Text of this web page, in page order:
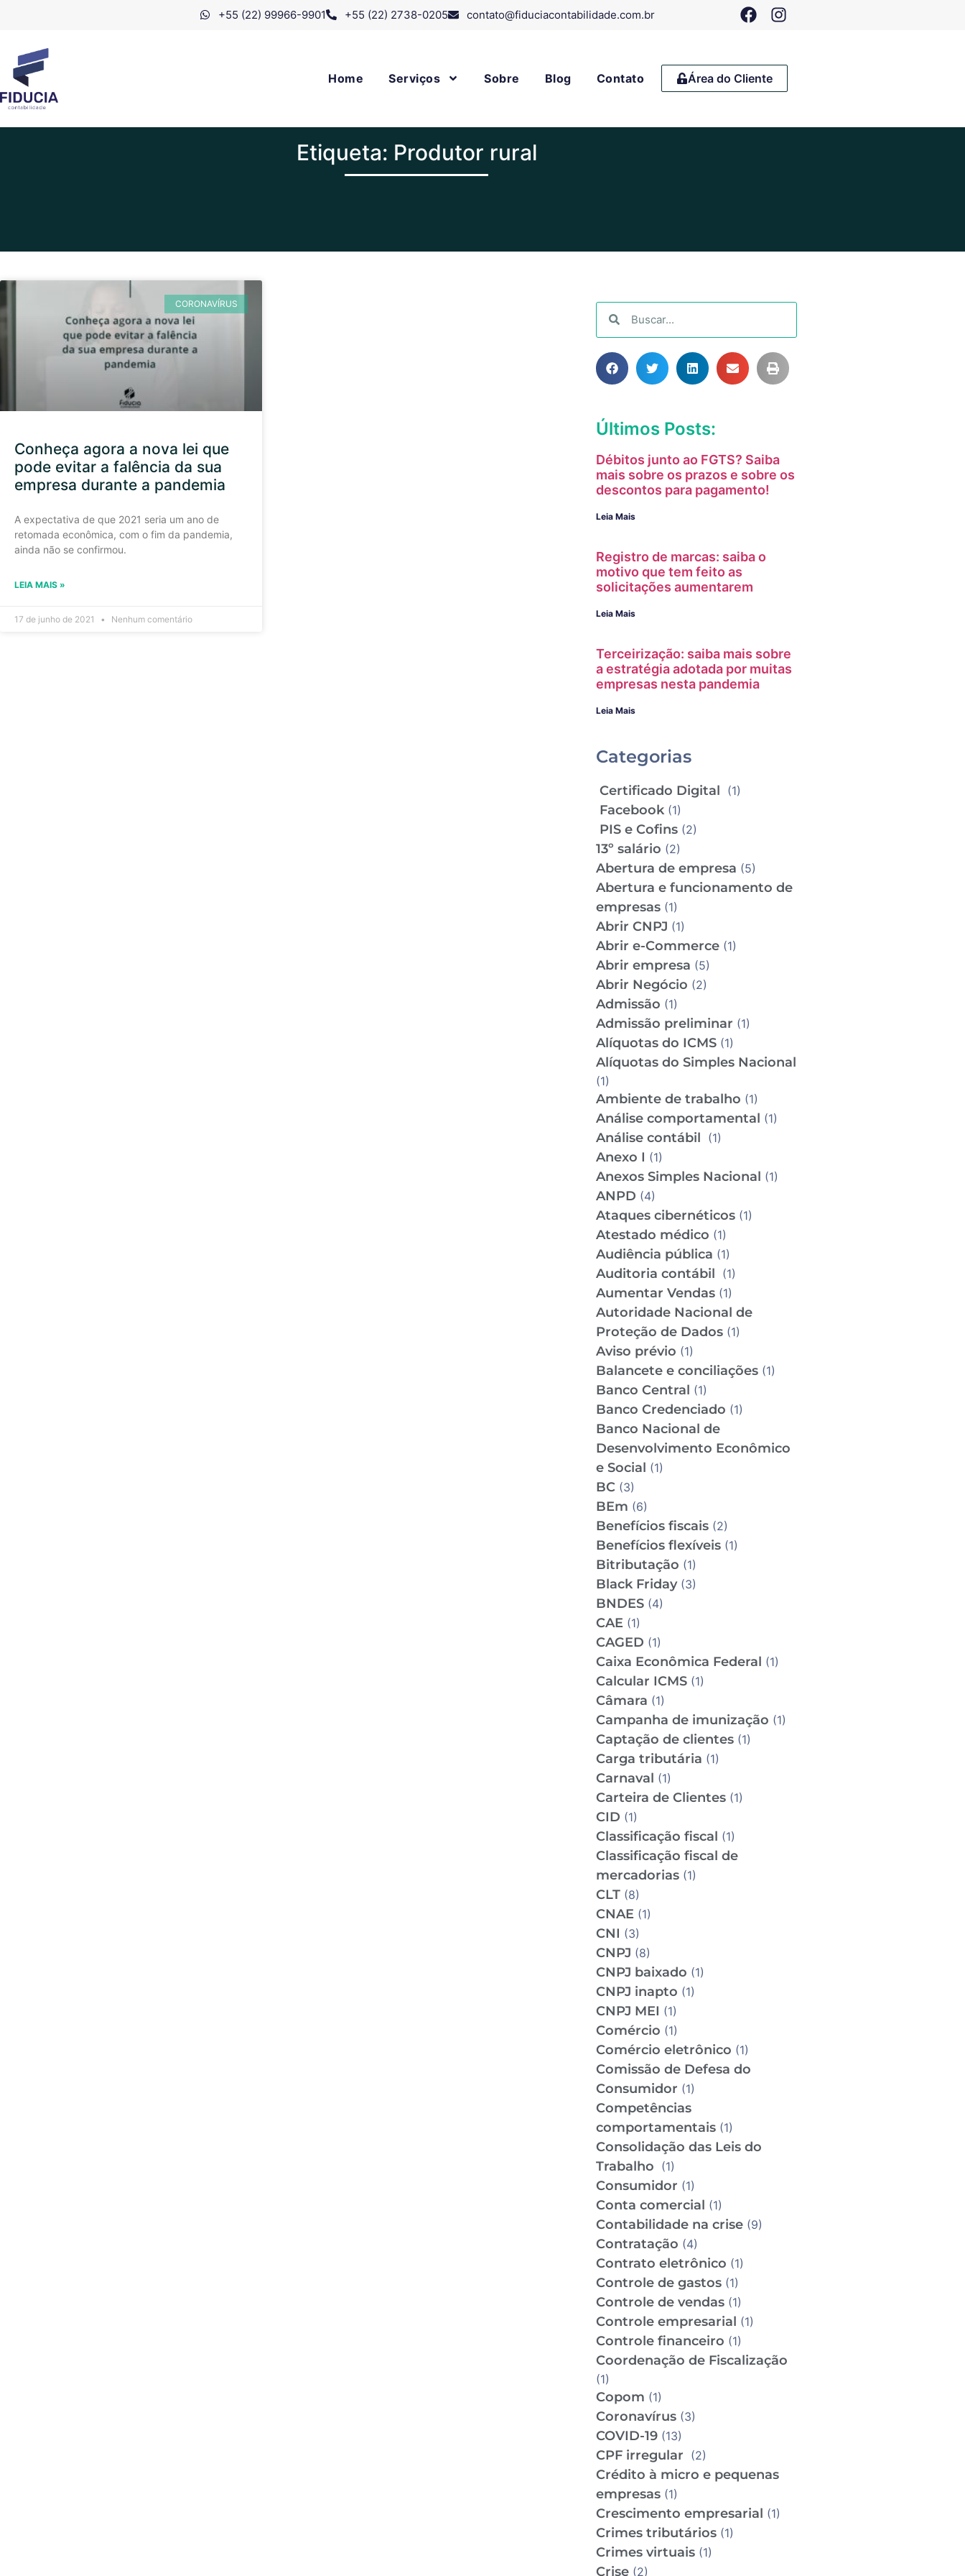
+55 (22) 99966-9901 +55 (22) 2738-0205 contato@fiduciacontabilidade.com.br
Home Serviços Sobre Blog Contato Área do Cliente
Etiqueta: Produtor rural
CORONAVÍRUS
Conheça agora a nova lei que
pode evitar a falência da sua
empresa durante a pandemia
A expectativa de que 2021 seria um ano de
retomada econômica, com o fim da pandemia,
ainda não se confirmou.
LEIA MAIS »
17 de junho de 2021 Nenhum comentário
Últimos Posts:
Débitos junto ao FGTS? Saiba
mais sobre os prazos e sobre os
descontos para pagamento!
Leia Mais
Registro de marcas: saiba o
motivo que tem feito as
solicitações aumentarem
Leia Mais
Terceirização: saiba mais sobre
a estratégia adotada por muitas
empresas nesta pandemia
Leia Mais
Categorias
Certificado Digital (1)
Facebook(1)
PIS e Cofins(2)
13º salário (2)
Abertura de empresa (5)
Abertura e funcionamento de
empresas(1)
Abrir CNPJ (1)
Abrir e-Commerce(1)
Abrir empresa (5)
Abrir Negócio (2)
Admissão (1)
Admissão preliminar (1)
Alíquotas do ICMS(1)
Alíquotas do Simples Nacional
(1)
Ambiente de trabalho (1)
Análise comportamental (1)
Análise contábil (1)
Anexo I (1)
Anexos Simples Nacional (1)
ANPD (4)
Ataques cibernéticos(1)
Atestado médico (1)
Audiência pública (1)
Auditoria contábil (1)
Aumentar Vendas(1)
Autoridade Nacional de
Proteção de Dados(1)
Aviso prévio (1)
Balancete e conciliações(1)
Banco Central (1)
Banco Credenciado (1)
Banco Nacional de
Desenvolvimento Econômico
e Social (1)
BC(3)
BEm (6)
Benefícios fiscais(2)
Benefícios flexíveis(1)
Bitributação (1)
Black Friday(3)
BNDES(4)
CAE (1)
CAGED (1)
Caixa Econômica Federal (1)
Calcular ICMS(1)
Câmara (1)
Campanha de imunização (1)
Captação de clientes(1)
Carga tributária (1)
Carnaval (1)
Carteira de Clientes(1)
CID (1)
Classificação fiscal (1)
Classificação fiscal de
mercadorias(1)
CLT(8)
CNAE (1)
CNI (3)
CNPJ (8)
CNPJ baixado (1)
CNPJ inapto (1)
CNPJ MEI (1)
Comércio (1)
Comércio eletrônico (1)
Comissão de Defesa do
Consumidor (1)
Competências
comportamentais(1)
Consolidação das Leis do
Trabalho (1)
Consumidor (1)
Conta comercial (1)
Contabilidade na crise(9)
Contratação (4)
Contrato eletrônico (1)
Controle de gastos(1)
Controle de vendas(1)
Controle empresarial (1)
Controle financeiro (1)
Coordenação de Fiscalização
(1)
Copom (1)
Coronavírus(3)
COVID-19(13)
CPF irregular (2)
Crédito à micro e pequenas
empresas(1)
Crescimento empresarial (1)
Crimes tributários(1)
Crimes virtuais(1)
Crise(2)